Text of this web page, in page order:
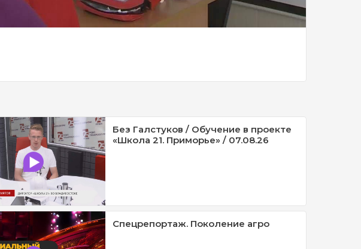
Без Галстуков / Обучение в проекте
«Школа 21. Приморье» / 07.08.26
Спецрепортаж. Поколение агро